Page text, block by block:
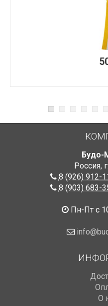
Будо-
Россия,
8 (926) 912-
8 (903) 683-
Пн-Пт с
О